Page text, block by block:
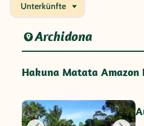
Unterkünfte
Archidona
Hakuna Matata Amazon